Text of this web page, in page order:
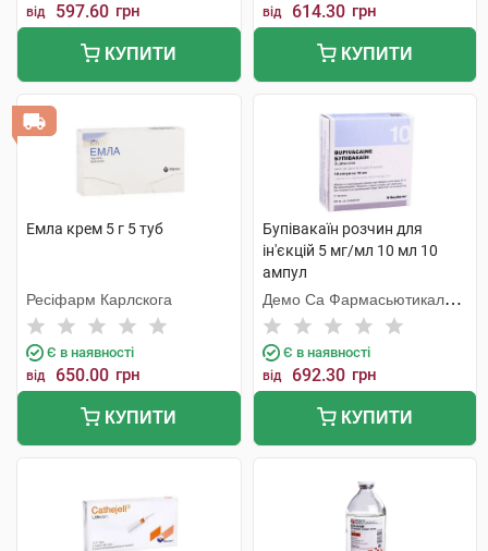
від 597.60 грн
КУПИТИ
від 614.30 грн
КУПИТИ
Емла крем 5 г 5 туб
Ресіфарм Карлскога
Є в наявності
від 650.00 грн
КУПИТИ
Бупівакаїн розчин для
ін'єкцій 5 мг/мл 10 мл 10
ампул
Демо Са Фармасьютикал
Індастрі
Є в наявності
від 692.30 грн
КУПИТИ